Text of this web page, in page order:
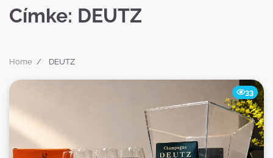
Címke: DEUTZ
Home DEUTZ
33